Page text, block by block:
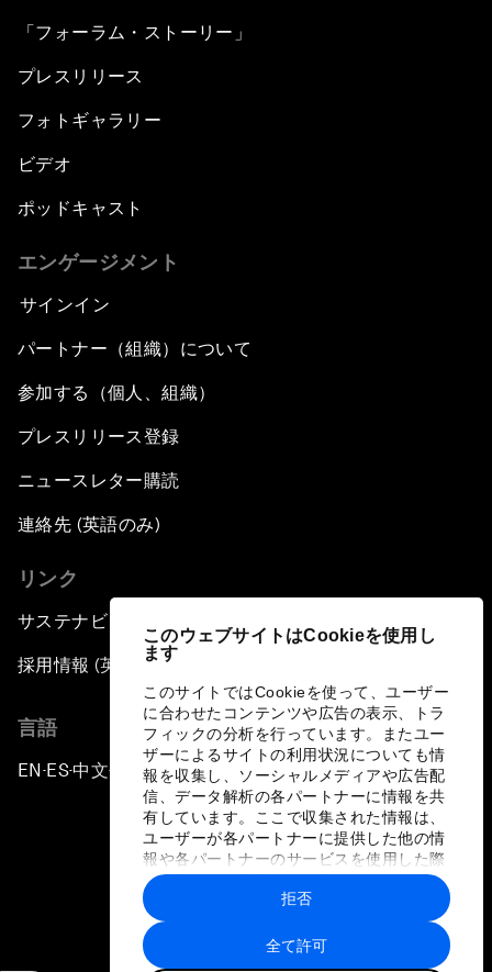
このウェブサイトはCookieを使用し
ます
このサイトではCookieを使って、ユーザー
に合わせたコンテンツや広告の表示、トラ
フィックの分析を行っています。またユー
ザーによるサイトの利用状況についても情
報を収集し、ソーシャルメディアや広告配
信、データ解析の各パートナーに情報を共
有しています。ここで収集された情報は、
ユーザーが各パートナーに提供した他の情
報や各パートナーのサービスを使用した際
に収集された情報と組み合わされ、各パー
トナーによって使用されることがありま
す。
全て許可
拒否
「フォーラム・ストーリー」
プレスリリース
フォトギャラリー
ビデオ
ポッドキャスト
エンゲージメント
サインイン
パートナー（組織）について
参加する（個人、組織）
プレスリリース登録
ニュースレター購読
連絡先 (英語のみ)
リンク
サステナビリティへの取り組み
採用情報 (英語のみ)
言語
EN ▪ES▪中文▪ 日本語
プライバシーポリシーと利用規約
サイトマップ